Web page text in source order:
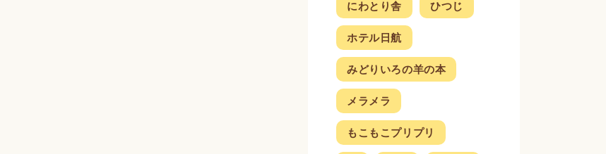
にわとり舎 ひつじ
ホテル日航
みどりいろの羊の本
メラメラ
もこもこプリプリ